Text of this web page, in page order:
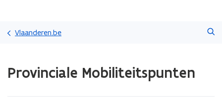
gaan
Vlaanderen.be
met
laden.Provinciale Mobiliteitspunten